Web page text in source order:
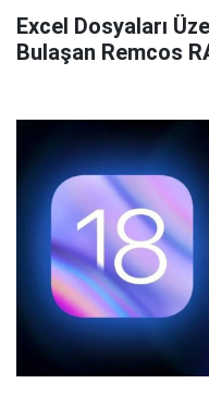
Excel Dosyaları
Bulaşan Remcos